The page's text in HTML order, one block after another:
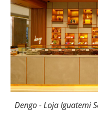
Dengo - Loja Iguatemi